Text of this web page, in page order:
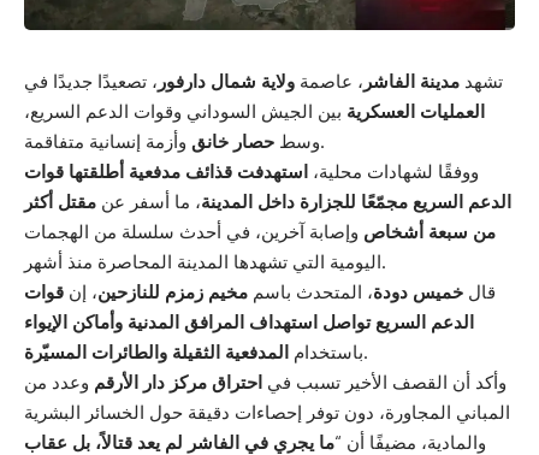
تشهد مدينة الفاشر ، عاصمة ولاية شمال دارفور ، تصعيدًا جديدًا في
العمليات العسكرية بين الجيش السوداني وقوات الدعم السريع،
وسط حصار خانق
وأزمة إنسانية متفاقمة.
ووفقًا لشهادات محلية، استهدفت قذائف مدفعية أطلقتها قوات
الدعم السريع مجمّعًا للجزارة داخل المدينة، ما أسفر عن مقتل أكثر
من سبعة أشخاص وإصابة آخرين، في أحدث سلسلة من الهجمات
اليومية التي تشهدها المدينة المحاصرة منذ أشهر.
قال خميس دودة، المتحدث باسم مخيم زمزم للنازحين، إن قوات
الدعم السريع تواصل استهداف المرافق المدنية وأماكن الإيواء
باستخدام المدفعية الثقيلة والطائرات المسيّرة
.
وأكد أن القصف الأخير تسبب في احتراق مركز دار الأرقم وعدد من
المباني المجاورة، دون توفر إحصاءات دقيقة حول الخسائر البشرية
والمادية، مضيفًا أن “ما يجري في الفاشر لم يعد قتالاً، بل عقاب